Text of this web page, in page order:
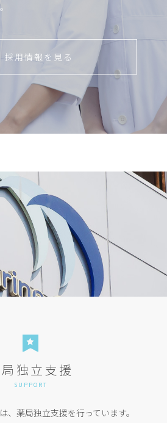
採用情報を見る
独立支援
SUPPORT
、薬局独立支援を行っています。